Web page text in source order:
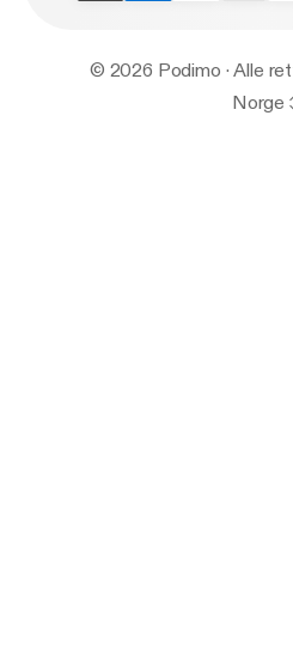
© 2026 Podimo · Alle
Norge